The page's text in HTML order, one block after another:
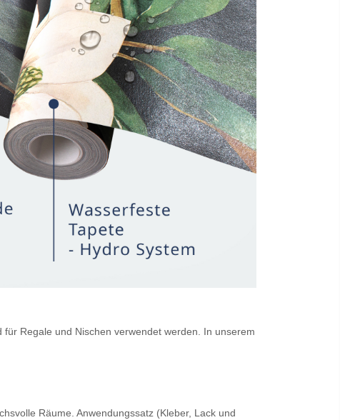
Regale und Nischen verwendet werden. In unserem
Räume. Anwendungssatz (Kleber, Lack und